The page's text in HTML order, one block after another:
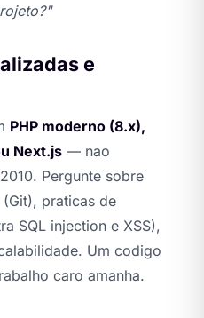
e
PHP moderno (8.x),
Next.js — nao
Pergunte sobre
praticas de
SQL injection e XSS),
Um codigo
caro amanha.